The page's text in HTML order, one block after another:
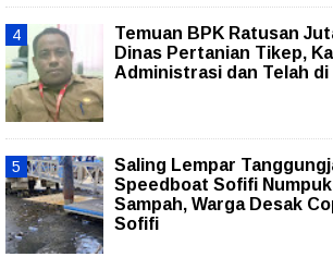
Temuan BPK Ratusan
Dinas Pertanian Tikep,
Administrasi dan Telah
Saling Lempar
Speedboat Sofifi
Sampah, Warga Desak
Sofifi